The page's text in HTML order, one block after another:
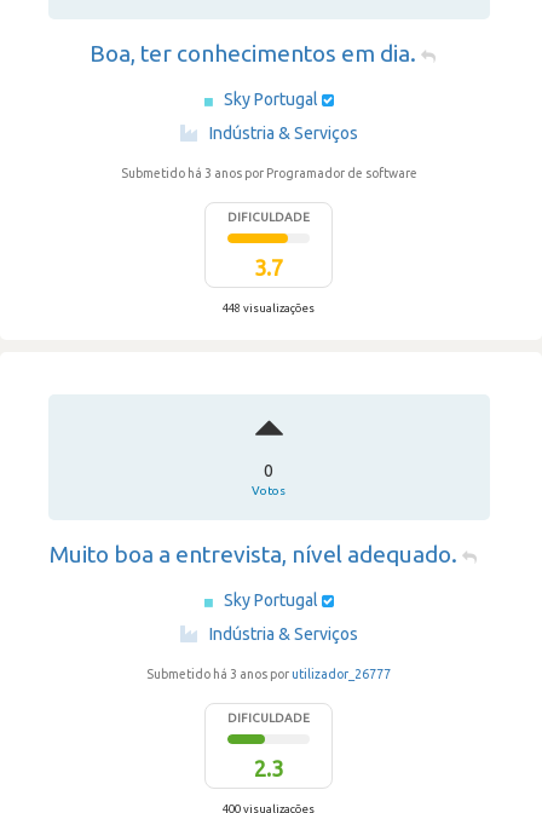
Boa, ter conhecimentos em dia.
Sky Portugal
Indústria & Serviços
Submetido há 3 anos por Programador de software
DIFICULDADE
3.7
448 visualizações
0
Votos
Muito boa a entrevista, nível adequado.
Sky Portugal
Indústria & Serviços
Submetido há 3 anos por utilizador_26777
DIFICULDADE
2.3
400 visualizações